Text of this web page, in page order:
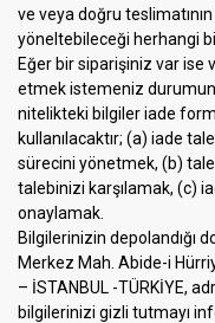
ve veya doğru
yöneltebileceği herhangi
Eğer bir siparişiniz var ise
etmek istemeniz
nitelikteki bilgiler iade
kullanılacaktır; (a) iade
sürecini yönetmek, (b)
talebinizi karşılamak, (c)
onaylamak.
Bilgilerinizin depolandığı
Merkez Mah. Abide-i
– İSTANBUL -TÜRKİYE,
bilgilerinizi gizli tutmayı